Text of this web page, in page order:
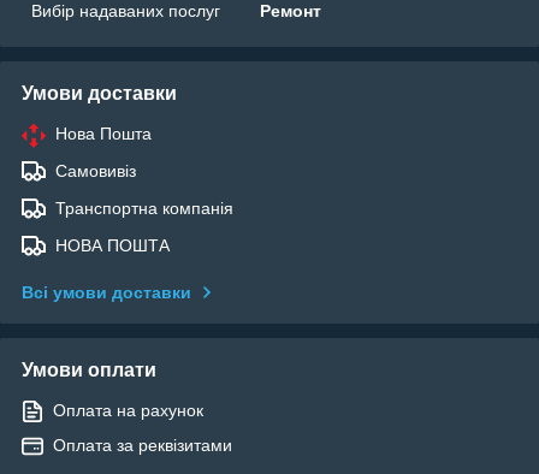
Вибір надаваних послуг
Ремонт
Умови доставки
Нова Пошта
Самовивіз
Транспортна компанія
НОВА ПОШТА
Всі умови доставки
Умови оплати
Оплата на рахунок
Оплата за реквізитами